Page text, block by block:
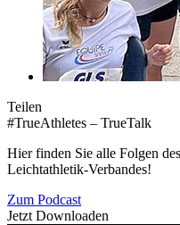
Teilen
#TrueAthletes – TrueTalk
Hier finden Sie alle Folgen
Leichtathletik-Verbandes!
Zum Podcast
Jetzt Downloaden